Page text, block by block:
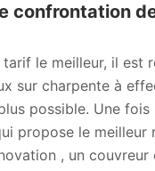
confrontation
le meilleur, il est
sur charpente à
possible. Une
propose le meilleur
, un